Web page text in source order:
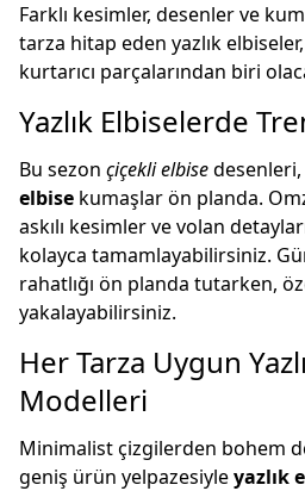
Farklı kesimler, desenler ve
tarza hitap eden yazlık
kurtarıcı parçalarından biri
Yazlık Elbiselerde
Bu sezon çiçekli elbise
elbise kumaşlar ön planda.
askılı kesimler ve volan
kolayca tamamlayabilirsiniz.
rahatlığı ön planda tutarken,
yakalayabilirsiniz.
Her Tarza Uygun
Modelleri
Minimalist çizgilerden bohem
geniş ürün yelpazesiyleyazlık